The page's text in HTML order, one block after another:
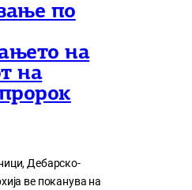
по
на
на
Дебарско-
ве поканува на